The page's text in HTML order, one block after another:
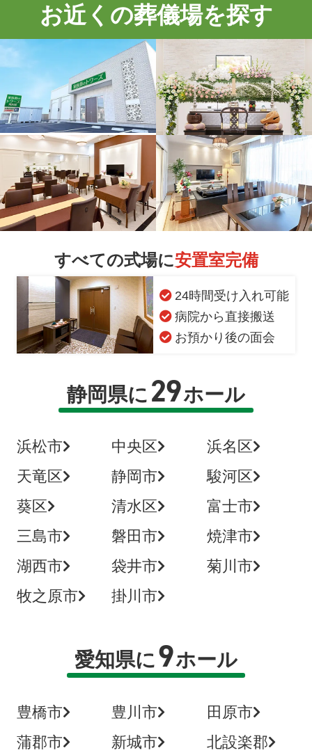
お近くの葬儀場を探す
すべての式場に安置室完備
24時間受け入れ可能
病院から直接搬送
お預かり後の面会
静岡県に 29ホール
浜松市 中央区
浜名区
天竜区
静岡市
駿河区
葵区
清水区
富士市
三島市
磐田市
焼津市
湖西市
袋井市
菊川市
牧之原市
掛川市
愛知県に9ホール
豊橋市 豊川市
田原市
蒲郡市
新城市 北設楽郡